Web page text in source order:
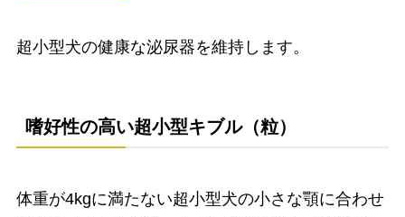
超小型犬の健康な泌尿器を維持します。
嗜好性の高い超小型キブル（粒）
体重が4kgに満たない超小型犬の小さな顎に合わせ